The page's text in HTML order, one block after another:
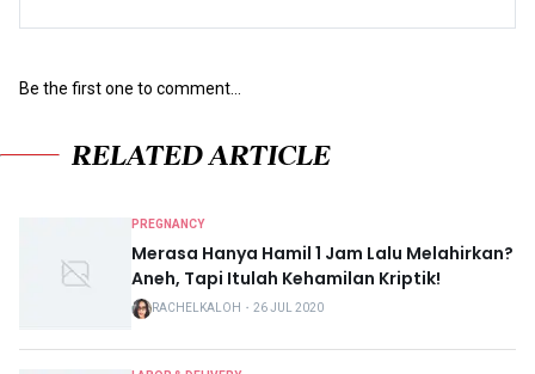
Be the first one to comment...
RELATED ARTICLE
PREGNANCY
Merasa Hanya Hamil 1 Jam Lalu Melahirkan?
Aneh, Tapi Itulah Kehamilan Kriptik!
RACHELKALOH ・ 26 JUL 2020